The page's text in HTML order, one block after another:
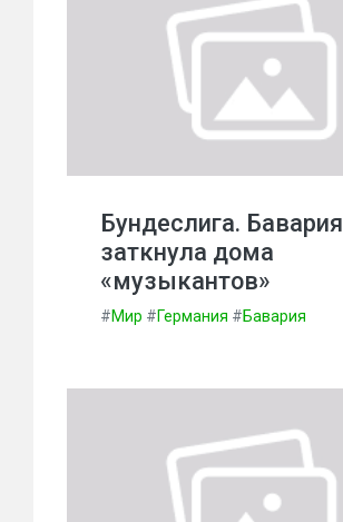
Бундеслига. Бавария
заткнула дома
«музыкантов»
#Мир #Германия #Бавария